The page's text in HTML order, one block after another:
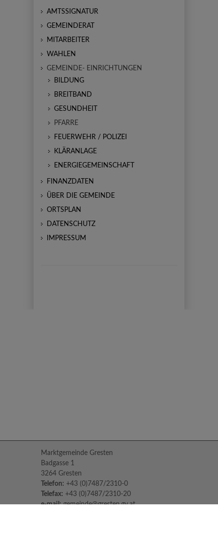
AMTSSIGNATUR
GEMEINDERAT
MITARBEITER
WAHLEN
GEMEINDE- EINRICHTUNGEN
BILDUNG
BREITBAND
GESUNDHEIT
PFARRE
FEUERWEHR / POLIZEI
KLÄRANLAGE
ENERGIEGEMEINSCHAFT
FINANZDATEN
ÜBER DIE GEMEINDE
ORTSPLAN
DATENSCHUTZ
IMPRESSUM
Marktgemeinde Gresten
Badgasse 1
3264 Gresten
Telefon: +43 (0)7487/2310-0
Telefax: +43 (0)7487/2310-20
e-mail: gemeinde@gresten.gv.at